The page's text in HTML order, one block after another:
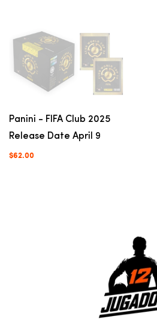
Panini - FIFA Club 2025
Release Date April 9
$62.00